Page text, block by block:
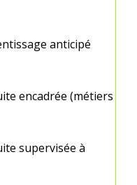
anticipé
encadrée (métiers
supervisée à